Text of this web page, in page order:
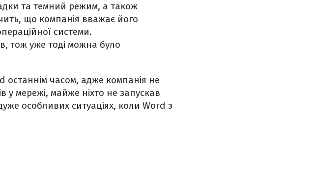
та темний режим, а також
що компанія вважає його
системи.
тож уже тоді можна було
останнім часом, адже компанія не
у мережі, майже ніхто не запускав
особливих ситуаціях, коли Word з